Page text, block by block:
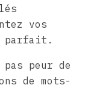
vos
parfait.
peur de
de mots-